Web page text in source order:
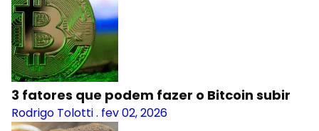
3 fatores que podem fazer o Bitcoin subir
Rodrigo Tolotti. fev 02, 2026